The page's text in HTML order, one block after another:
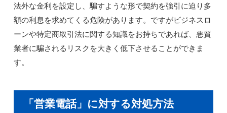
法外な金利を設定し、騙すような形で契約を強引に迫り多
額の利息を求めてくる危険があります。ですがビジネスロ
ーンや特定商取引法に関する知識をお持ちであれば、悪質
業者に騙されるリスクを大きく低下させることができま
す。
「営業電話」に対する対処方法